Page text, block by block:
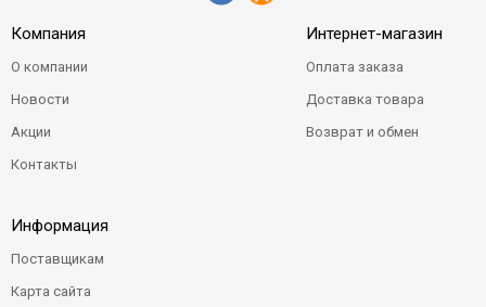
Компания
О компании
Новости
Акции
Контакты
Интернет-магазин
Оплата заказа
Доставка товара
Возврат и обмен
Информация
Поставщикам
Карта сайта